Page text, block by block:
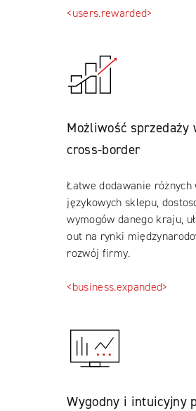
<users.rewarded>
Możliwość sprzedaży
cross-border
Łatwe dodawanie różnych
językowych sklepu,
wymogów danego kraju,
out na rynki
rozwój firmy.
<business.expanded>
Wygodny i intuicyjny